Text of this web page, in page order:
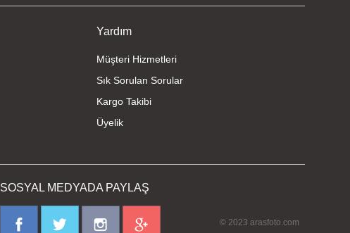
Yardım
Müşteri Hizmetleri
Sık Sorulan Sorular
Kargo Takibi
Üyelik
SOSYAL MEDYADA PAYLAŞ
© 2023 arasfoto.com